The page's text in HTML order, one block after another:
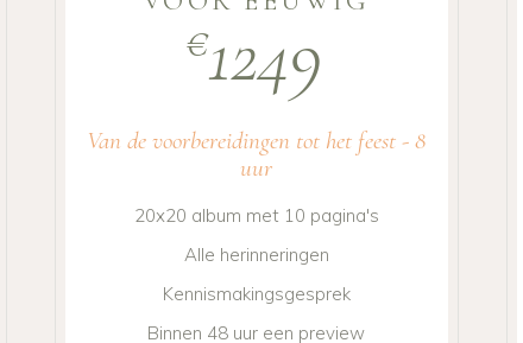
€1249
Van de voorbereidingen tot het feest - 8
uur
20x20 album met 10 pagina's
Alle herinneringen
Kennismakingsgesprek
Binnen 48 uur een preview